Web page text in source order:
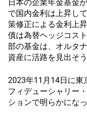
日本の企業年金基金
で国内金利は上昇し
策修正による金利上
債は為替ヘッジコス
部の基金は、オルタ
資産に活路を見出そ
2023年11月14日に東
フィデューシャリー
ションで明らかになっ